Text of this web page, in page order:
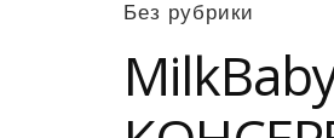
Без рубрики